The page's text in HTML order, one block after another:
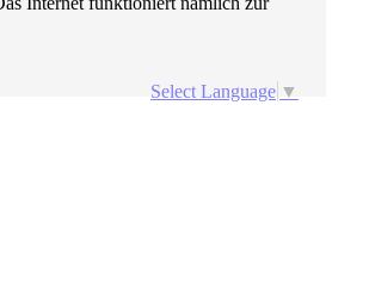
Select Language ▼